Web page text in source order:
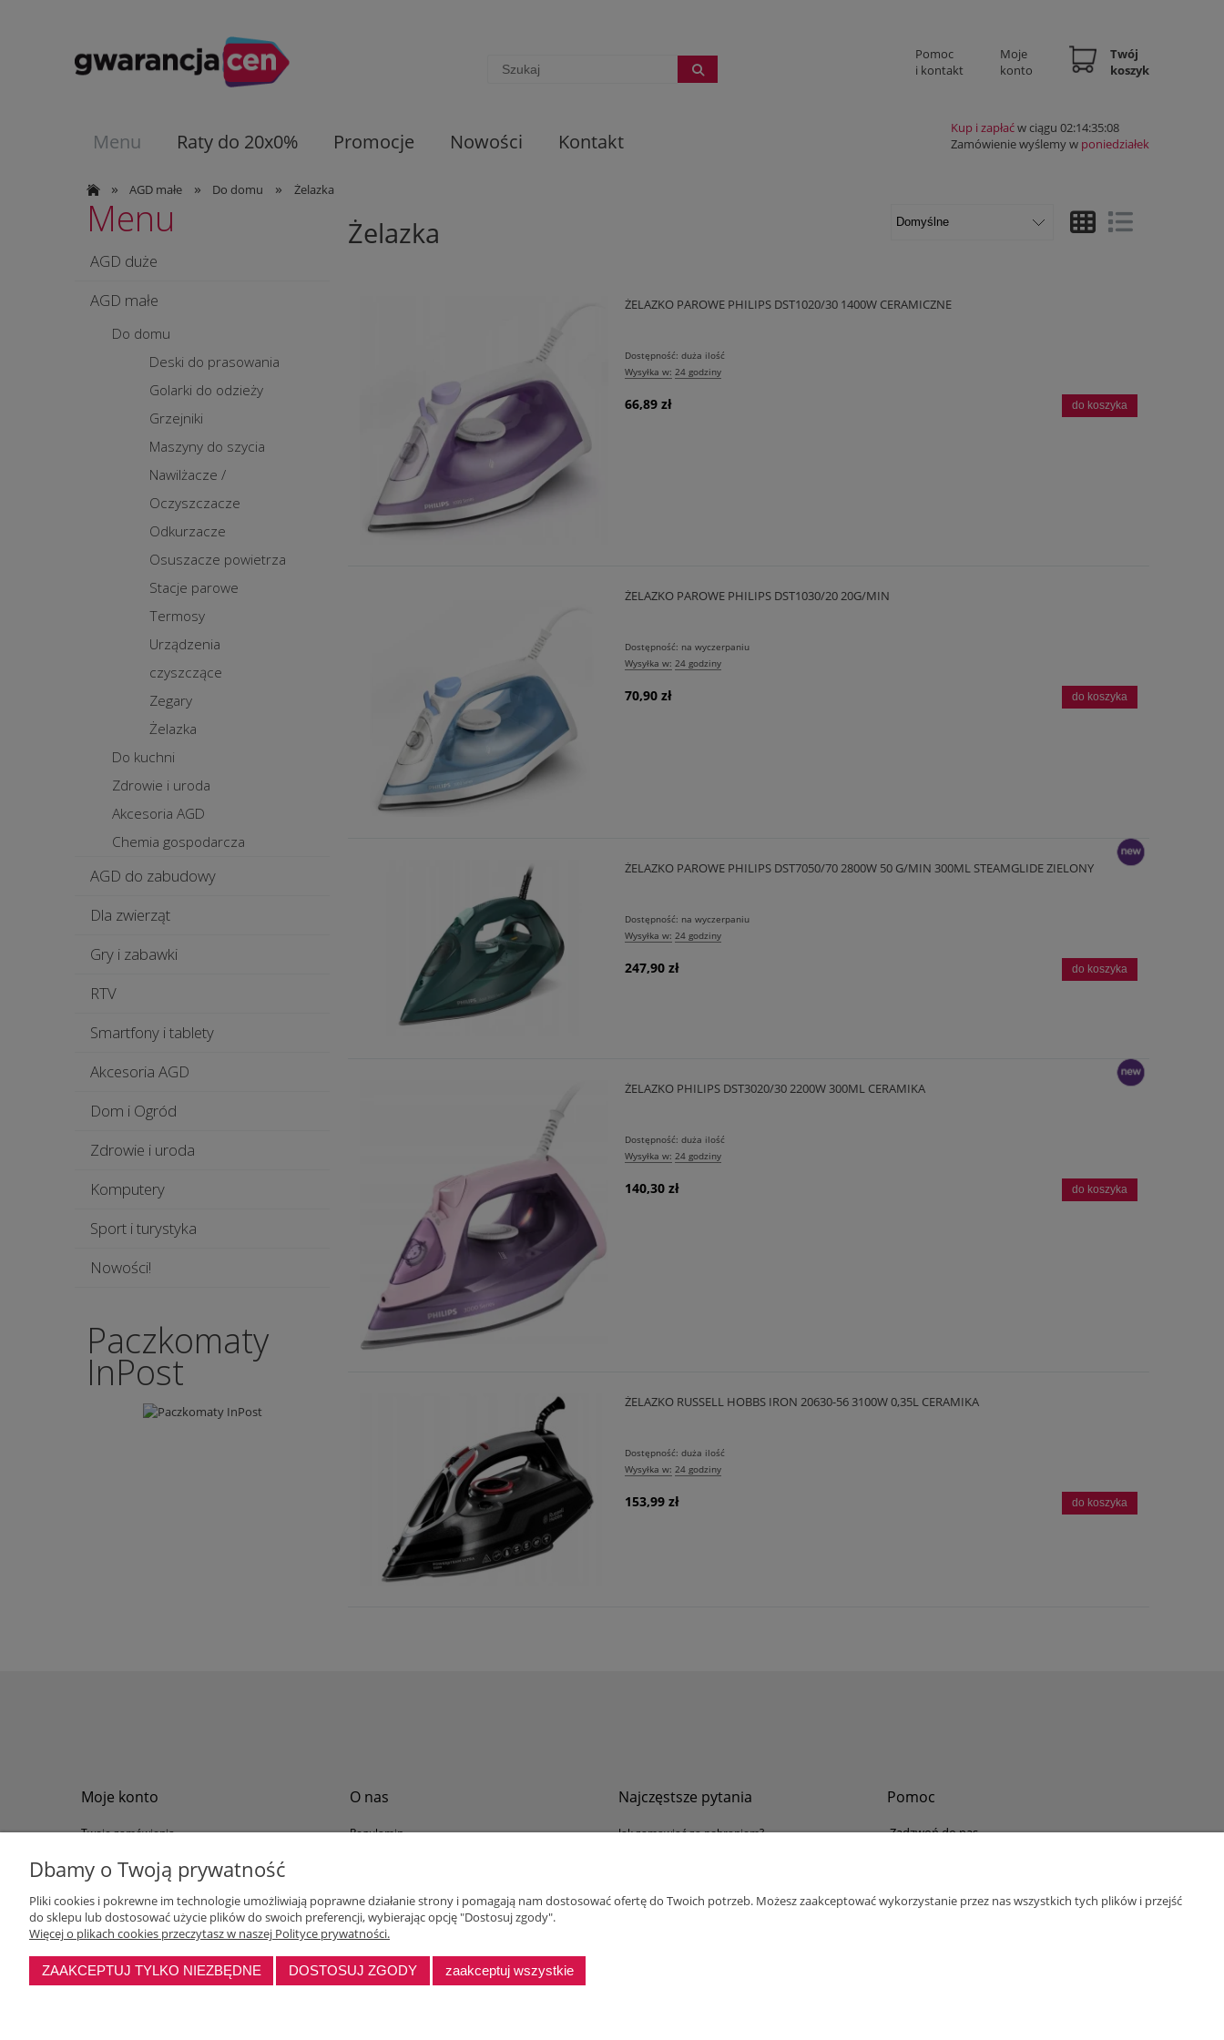
Pomoc
i kontakt
Moje
konto
Twój
koszyk
Menu Raty do 20x0% Promocje Nowości Kontakt
Kup i zapłaćw ciągu 02:14:35:07
Zamówienie wyślemy w poniedziałek
» AGD małe » Do domu » Żelazka
Menu
AGD duże
AGD małe
Do domu
Deski do prasowania
Golarki do odzieży
Grzejniki
Maszyny do szycia
Nawilżacze /
Oczyszczacze
Odkurzacze
Osuszacze powietrza
Stacje parowe
Termosy
Urządzenia
czyszczące
Zegary
Żelazka
Do kuchni
Zdrowie i uroda
Akcesoria AGD
Chemia gospodarcza
AGD do zabudowy
Dla zwierząt
Gry i zabawki
RTV
Smartfony i tablety
Akcesoria AGD
Dom i Ogród
Zdrowie i uroda
Komputery
Sport i turystyka
Nowości!
Paczkomaty
InPost
Żelazka Widok ze zdjęciem
Widok pełny
ŻELAZKO PAROWE PHILIPS DST1020/30 1400W CERAMICZNE
Dostępność: duża ilość
Wysyłka w: 24 godziny
66,89 zł do koszyka
ŻELAZKO PAROWE PHILIPS DST1030/20 20G/MIN
Dostępność: na wyczerpaniu
Wysyłka w: 24 godziny
70,90 zł do koszyka
ŻELAZKO PAROWE PHILIPS DST7050/70 2800W 50 G/MIN 300ML STEAMGLIDE ZIELONY
Dostępność: na wyczerpaniu
Wysyłka w: 24 godziny
247,90 zł do koszyka
ŻELAZKO PHILIPS DST3020/30 2200W 300ML CERAMIKA
Dostępność: duża ilość
Wysyłka w: 24 godziny
140,30 zł do koszyka
ŻELAZKO RUSSELL HOBBS IRON 20630-56 3100W 0,35L CERAMIKA
Dostępność: duża ilość
Wysyłka w: 24 godziny
153,99 zł do koszyka
Moje konto
Twoje zamówienia
Ustawienia konta
O nas
Regulamin
Polityka prywatności
Program lojalnościowy dla firm
Najczęstsze pytania
Jak zamawiać za pobraniem?
Pomoc
Zadzwoń do nas
bok@abinvest.info
Dbamy o Twoją prywatność
Pliki cookies i pokrewne im technologie umożliwiają poprawne działanie strony i pomagają nam dostosować ofertę do Twoich potrzeb. Możesz zaakceptować wykorzystanie przez nas wszystkich tych plików i przejść
do sklepu lub dostosować użycie plików do swoich preferencji, wybierając opcję "Dostosuj zgody".
Więcej o plikach cookies przeczytasz w naszej Polityce prywatności.
ZAAKCEPTUJ TYLKO NIEZBĘDNE DOSTOSUJ ZGODY zaakceptuj wszystkie